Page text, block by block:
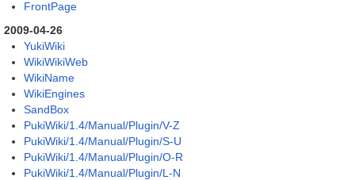
FrontPage
2009-04-26
YukiWiki
WikiWikiWeb
WikiName
WikiEngines
SandBox
PukiWiki/1.4/Manual/Plugin/V-Z
PukiWiki/1.4/Manual/Plugin/S-U
PukiWiki/1.4/Manual/Plugin/O-R
PukiWiki/1.4/Manual/Plugin/L-N